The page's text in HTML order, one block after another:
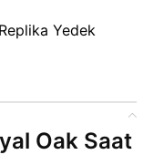
Replika Yedek
Oak Saat